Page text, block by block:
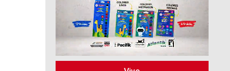
La Discusión